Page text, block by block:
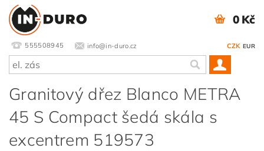
555508945 info@in-duro.cz CZK EUR
0 Kč
Granitový dřez Blanco METRA
45 S Compact šedá skála s
excentrem 519573